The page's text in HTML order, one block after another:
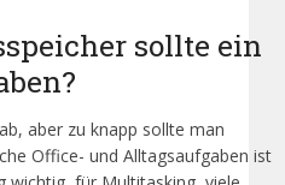
sollte ein
aber zu knapp sollte man
Office- und Alltagsaufgaben ist